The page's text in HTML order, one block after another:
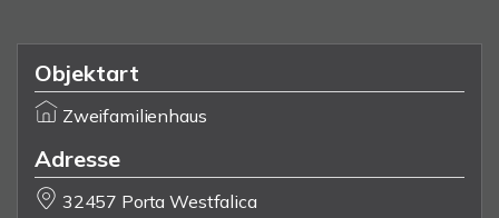
Objektart
Zweifamilienhaus
Adresse
32457 Porta Westfalica